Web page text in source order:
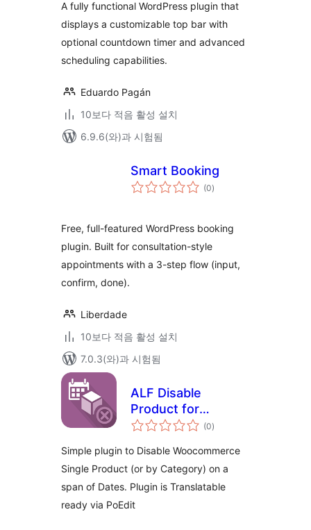
A fully functional WordPress plugin that
displays a customizable top bar with
optional countdown timer and advanced
scheduling capabilities.
Eduardo Pagán
10보다 적음 활성 설치
6.9.6(와)과 시험됨
Smart Booking
(0전
체)
Free, full-featured WordPress booking
plugin. Built for consultation-style
appointments with a 3-step flow (input,
confirm, done).
Liberdade
10보다 적음 활성 설치
7.0.3(와)과 시험됨
ALF Disable
Product for
Woocommerce
(0전
체
점
)
Simple plugin to Disable Woocommerce
Single Product (or by Category) on a
span of Dates. Plugin is Translatable
ready via PoEdit